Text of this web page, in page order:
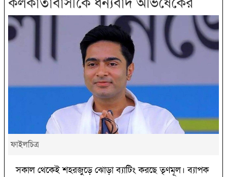
ফাইলচিত্র
সকাল থেকেই শহরজুড়ে ঝোড়া ব্যাটিং করছে তৃণমূল। ব্যাপক